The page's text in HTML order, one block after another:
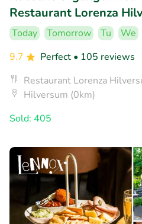
Restaurant Lorenza
Today Tomorrow Tu
We
9.7
Perfect • 105 reviews
Restaurant Lorenza
Hilversum (0km)
Sold: 405